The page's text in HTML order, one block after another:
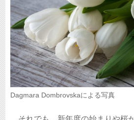
Dagmara Dombrovskaによる写真